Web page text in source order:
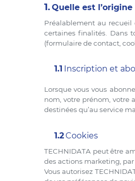
1.Quelle est l’origine
Préalablement au recueil
certaines finalités. Dans
(formulaire de contact,
1.1 Inscription et
Lorsque vous vous
nom, votre prénom, votre
destinées qu’au service
1.2Cookies
TECHNIDATA peut être
des actions marketing, par
Vous autorisez